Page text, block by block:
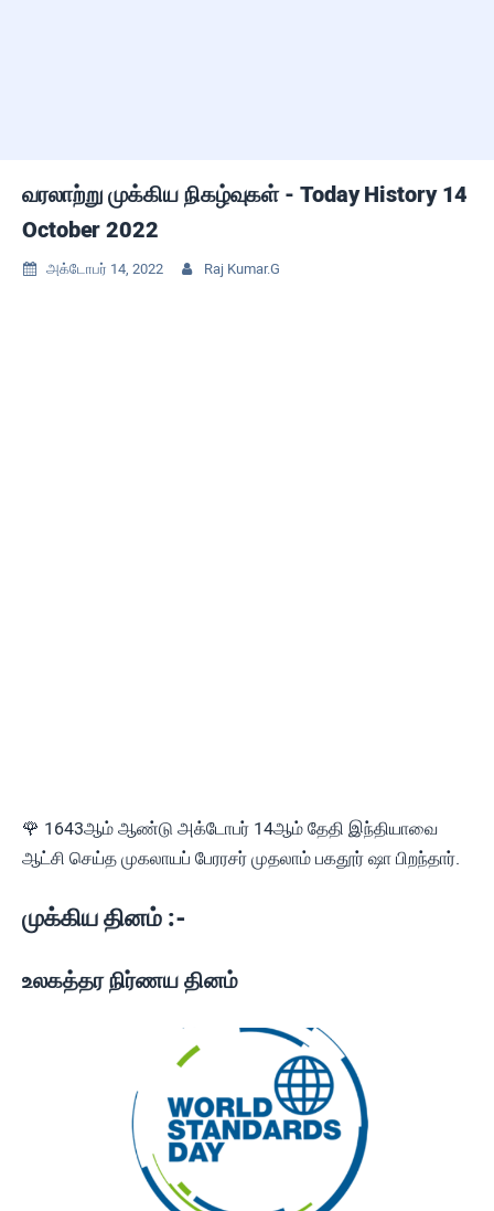
வரலாற்று முக்கிய நிகழ்வுகள் - Today History 14
October 2022
 அக்டோபர் 14, 2022  Raj Kumar.G
🌹 1643ஆம் ஆண்டு அக்டோபர் 14ஆம் தேதி இந்தியாவை
ஆட்சி செய்த முகலாயப் பேரரசர் முதலாம் பகதூர் ஷா பிறந்தார்.
முக்கிய தினம் :-
உலகத்தர நிர்ணய தினம்